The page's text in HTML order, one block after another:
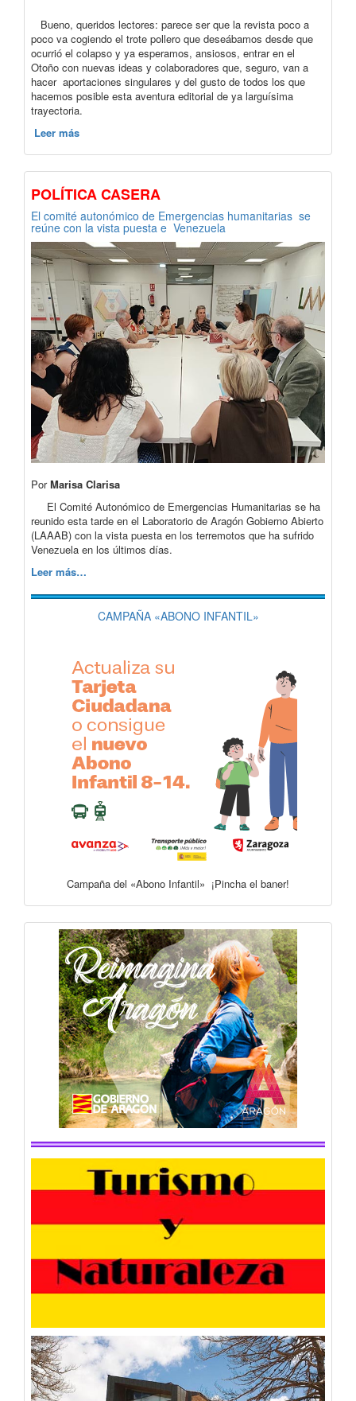
Bueno, queridos lectores: parece ser que la revista poco a
poco va cogiendo el trote pollero que deseábamos desde que
ocurrió el colapso y ya esperamos, ansiosos, entrar en el
Otoño con nuevas ideas y colaboradores que, seguro, van a
hacer aportaciones singulares y del gusto de todos los que
hacemos posible esta aventura editorial de ya larguísima
trayectoria.
Leer más
POLÍTICA CASERA
El comité autonómico de Emergencias humanitarias se
reúne con la vista puesta e Venezuela
PorMarisa Clarisa
El Comité Autonómico de Emergencias Humanitarias se ha
reunido esta tarde en el Laboratorio de Aragón Gobierno Abierto
(LAAAB) con la vista puesta en los terremotos que ha sufrido
Venezuela en los últimos días.
Leer más…
CAMPAÑA «ABONO INFANTIL»
Campaña del «Abono Infantil» ¡Pincha el baner!